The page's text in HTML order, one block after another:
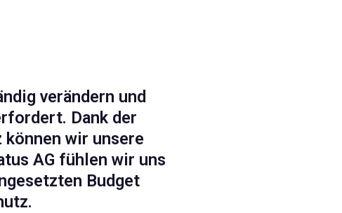
verändern und
Dank der
können wir unsere
AG fühlen wir uns
Budget